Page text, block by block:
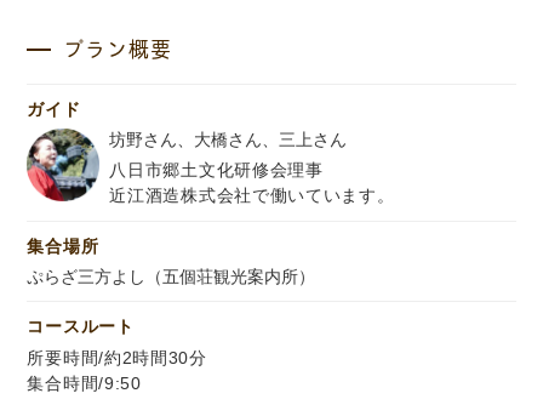
プラン概要
ガイド
坊野さん、大橋さん、三上さん
八日市郷土文化研修会理事
近江酒造株式会社で働いています。
集合場所
ぷらざ三方よし（五個荘観光案内所）
コースルート
所要時間/約2時間30分
集合時間/9:50